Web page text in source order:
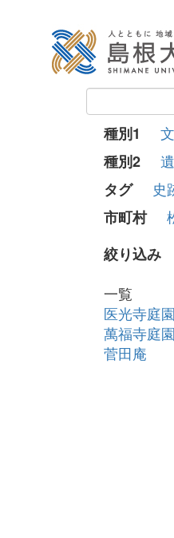
種別1
種別2
タグ 史
市町村
絞り込み
一覧
医光寺庭園
萬福寺庭園
菅田庵